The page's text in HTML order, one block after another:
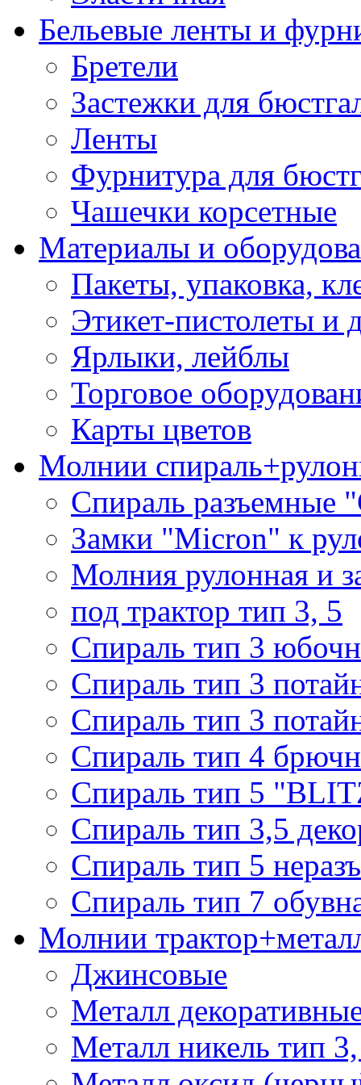
Бельевые ленты и
Бретели
Застежки для
Ленты
Фурнитура для
Чашечки корсетные
Материалы и
Пакеты, упаковка,
Этикет-пистолеты и
Ярлыки, лейблы
Торговое
Карты цветов
Молнии
Спираль разъемные
Замки "Micron" к
Молния рулонная и
под трактор тип 3, 5
Спираль тип 3
Спираль тип 3
Спираль тип 3
Спираль тип 4
Спираль тип 5
Спираль тип 3,5
Спираль тип 5
Спираль тип 7
Молнии
Джинсовые
Металл
Металл никель тип